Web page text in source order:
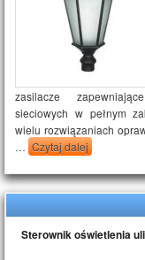
zasilacze
sieciowych w pełnym
wielu rozwiązaniach
… Czytaj dalej
Sterownik oświetlenia